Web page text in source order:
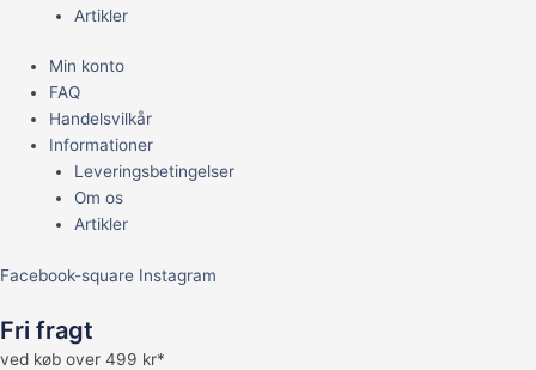
Artikler
Min konto
FAQ
Handelsvilkår
Informationer
Leveringsbetingelser
Om os
Artikler
Facebook-square Instagram
Fri fragt
ved køb over 499 kr*